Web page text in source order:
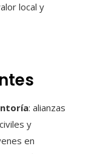
local y
: alianzas
y
en